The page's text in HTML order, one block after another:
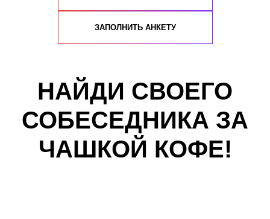
ЗАПОЛНИТЬ АНКЕТУ
НАЙДИ СВОЕГО
СОБЕСЕДНИКА ЗА
ЧАШКОЙ КОФЕ!